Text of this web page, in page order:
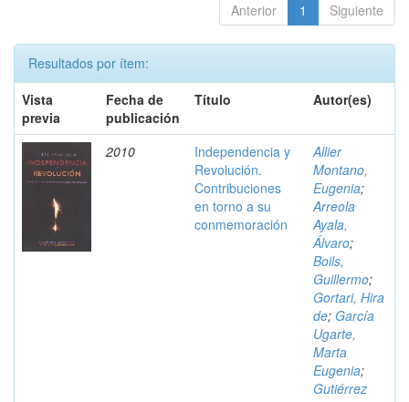
Anterior 1 Siguiente
Resultados por ítem:
Vista
previa
Fecha de
publicación
Título Autor(es)
2010
Independencia y
Revolución.
Contribuciones
en torno a su
conmemoración
Allier
Montano,
Eugenia;
Arreola
Ayala,
Álvaro;
Boils,
Guillermo;
Gortari, Hira
de; García
Ugarte,
Marta
Eugenia;
Gutiérrez